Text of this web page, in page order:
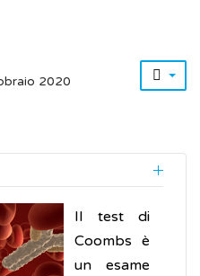
2020
Il test di
Coombs è
un esame